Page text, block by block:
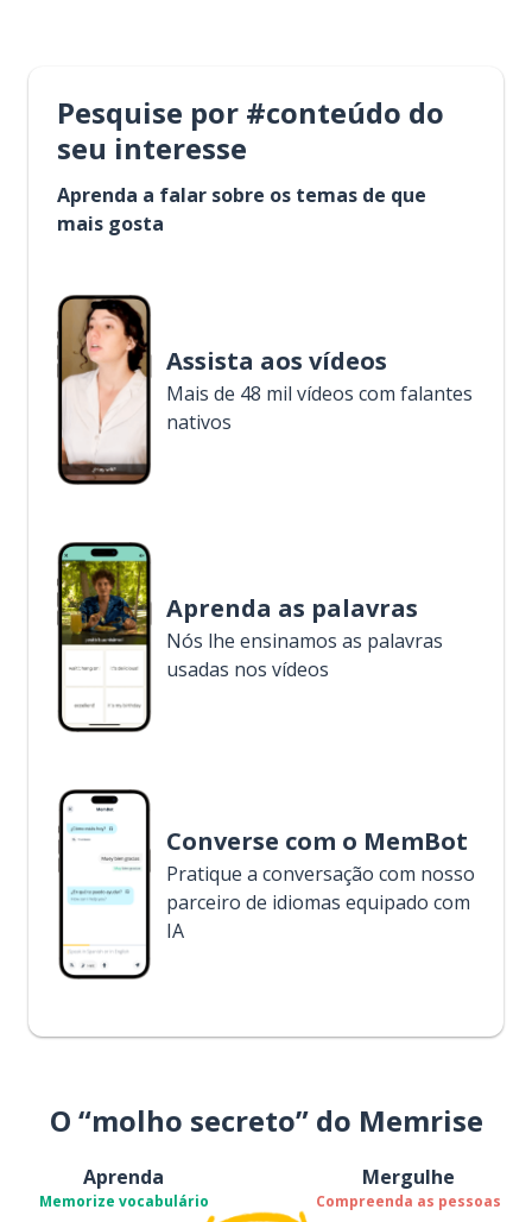
Pesquise por #conteúdo do
seu interesse
Aprenda a falar sobre os temas de que
mais gosta
Assista aos vídeos
Mais de 48 mil vídeos com falantes
nativos
Aprenda as palavras
Nós lhe ensinamos as palavras
usadas nos vídeos
Converse com o MemBot
Pratique a conversação com nosso
parceiro de idiomas equipado com
IA
O “molho secreto” do Memrise
Aprenda
Memorize vocabulário
Mergulhe
Compreenda as pessoas